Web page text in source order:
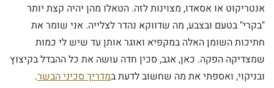
אנטריקוט או אסאדו, מצוינות לזה. הטאלו מהן יהיה קצת יותר
"בקרי" בטעם ובצבע, מה שדווקא נהדר לצלייה. אני שומר את
חתיכות השומן האלה במקפיא ואוגר אותן עד שיש לי כמות
שמצדיקה הפקה. כאן, אגב, סכין חדה עושה את כל ההבדל בקיצוץ
ובניקוי, ואספתי את מה שחשוב לדעת במדריך סכיני הבשר.